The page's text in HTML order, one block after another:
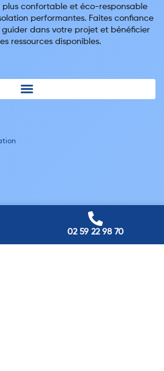
02 59 22 98 70
plus confortable et éco-responsable
performantes. Faites confiance
dans votre projet et bénéficier
ressources disponibles.